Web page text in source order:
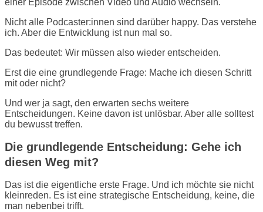
Nicht alle Podcaster:innen sind darüber happy. Das verstehe
ich. Aber die Entwicklung ist nun mal so.
Das bedeutet: Wir müssen also wieder entscheiden.
Erst die eine grundlegende Frage: Mache ich diesen Schritt
mit oder nicht?
Und wer ja sagt, den erwarten sechs weitere
Entscheidungen. Keine davon ist unlösbar. Aber alle solltest
du bewusst treffen.
Die grundlegende Entscheidung: Gehe ich
diesen Weg mit?
Das ist die eigentliche erste Frage. Und ich möchte sie nicht
kleinreden. Es ist eine strategische Entscheidung, keine, die
man nebenbei trifft.